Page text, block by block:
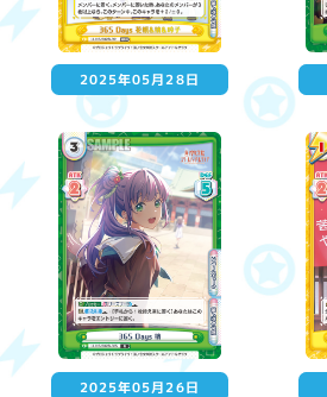
2025年05月28日
2025年05月26日